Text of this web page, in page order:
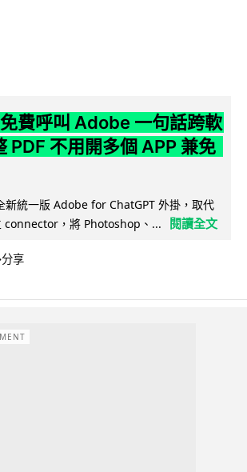
費呼叫 Adobe 一句話跨軟
PDF 不用開多個 APP 兼免
新統一版 Adobe for ChatGPT 外掛，取代
connector，將 Photoshop、...
閱讀全文
分享